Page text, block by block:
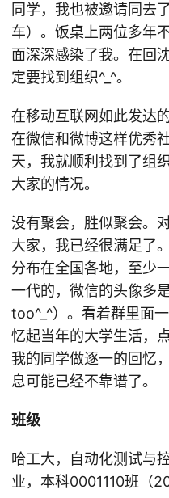
同学，我也被邀请同去
车）。饭桌上两位多年
面深深感染了我。在回
定要找到组织^_^。
在移动互联网如此发达
在微信和微博这样优秀
天，我就顺利找到了组
大家的情况。
没有聚会，胜似聚会。
大家，我已经很满足了
分布在全国各地，至少
一代的，微信的头像多
too^_^）。看着群里面
忆起当年的大学生活，
我的同学做逐一的回忆
息可能已经不靠谱了。
班级
哈工大，自动化测试与
业，本科0001110班（